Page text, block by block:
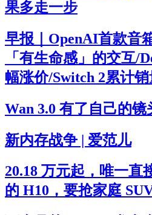
果多走一步
早报｜OpenAI首款音
「有生命感」的交互/
幅涨价/Switch 2累计
Wan 3.0 有了自己的
新内存战争 | 爱范儿
20.18 万元起，唯一直
的 H10，要抢家庭